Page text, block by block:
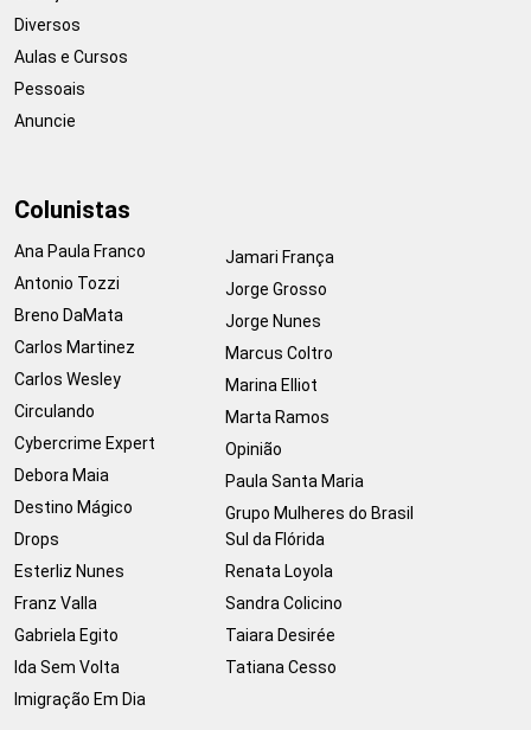
Diversos
Aulas e Cursos
Pessoais
Anuncie
Colunistas
Ana Paula Franco
Antonio Tozzi
Breno DaMata
Carlos Martinez
Carlos Wesley
Circulando
Cybercrime Expert
Debora Maia
Destino Mágico
Drops
Esterliz Nunes
Franz Valla
Gabriela Egito
Ida Sem Volta
Imigração Em Dia
Jamari França
Jorge Grosso
Jorge Nunes
Marcus Coltro
Marina Elliot
Marta Ramos
Opinião
Paula Santa Maria
Grupo Mulheres do Brasil
Sul da Flórida
Renata Loyola
Sandra Colicino
Taiara Desirée
Tatiana Cesso